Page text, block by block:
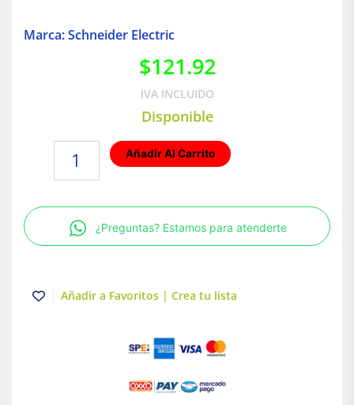
Marca: Schneider Electric
$121.92
IVA INCLUIDO
Disponible
termomagnético
curva
C
Easy9
Schneider
Añadir Al Carrito
¿Preguntas? Estamos para atenderte
Añadir a Favoritos | Crea tu lista